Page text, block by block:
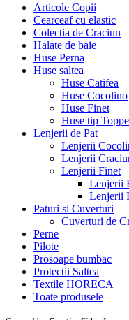
Articole Copii
Cearceaf cu elastic
Colectia de Craciun
Halate de baie
Huse Perna
Huse saltea
Huse Catifea
Huse Cocolino
Huse Finet
Huse tip
Lenjerii de Pat
Lenjerii
Lenjerii
Lenjerii Finet
Lenjerii
Lenjerii
Paturi si Cuverturi
Cuverturi de
Perne
Pilote
Prosoape bumbac
Protectii Saltea
Textile HORECA
Toate produsele